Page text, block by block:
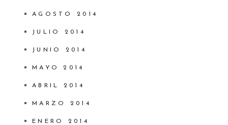
AGOSTO 2014
JULIO 2014
JUNIO 2014
MAYO 2014
ABRIL 2014
MARZO 2014
ENERO 2014